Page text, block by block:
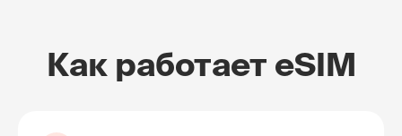
Как работает eSIM